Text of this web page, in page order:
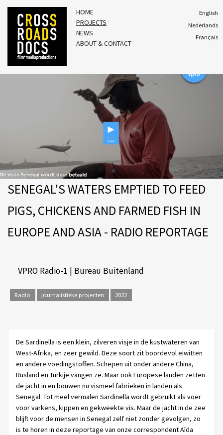
HOME
PROJECTS
NEWS
ABOUT & CONTACT
English
Nederlands
Français
SENEGAL'S WATERS EMPTIED TO FEED
PIGS, CHICKENS AND FARMED FISH IN
EUROPE AND ASIA - RADIO REPORTAGE
VPRO Radio-1 | Bureau Buitenland
Radio journalistieke projecten 2022
De Sardinella is een klein, zilveren visje in de kustwateren van
West-Afrika, en zeer gewild. Deze soort zit boordevol eiwitten
en andere voedingstoffen. Schepen uit onder andere China,
Rusland en Turkije vangen ze. Maar ook Europese landen zetten
de jacht in en bouwen nu vismeel fabrieken in landen als
Senegal. Tot meel vermalen Sardinella wordt gebruikt als voer
voor varkens, kippen en gekweekte vis. Maar de jacht in de zee
blijft voor de mensen in Senegal zelf niet zonder gevolgen, zo
is te horen in deze reportage van onze correspondent Aïda